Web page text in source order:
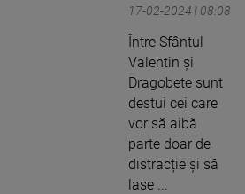
17-02-2024 | 08:08
Între Sfântul
Valentin și
Dragobete sunt
destui cei care
vor să aibă
parte doar de
distracție și să
lase ...